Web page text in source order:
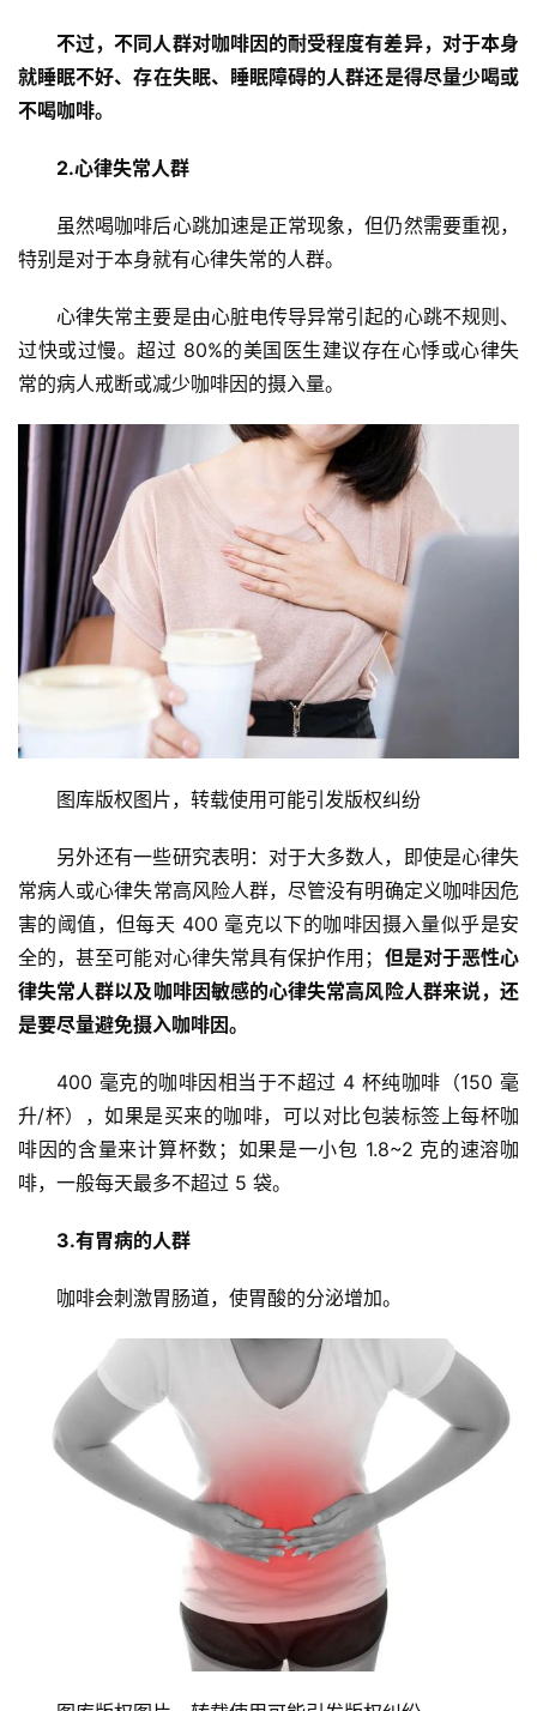
不过，不同人群对咖啡因的耐受程度有差异，对于本身
就睡眠不好、存在失眠、睡眠障碍的人群还是得尽量少喝或
不喝咖啡。
2.心律失常人群
虽然喝咖啡后心跳加速是正常现象，但仍然需要重视，
特别是对于本身就有心律失常的人群。
心律失常主要是由心脏电传导异常引起的心跳不规则、
过快或过慢。超过 80%的美国医生建议存在心悸或心律失
常的病人戒断或减少咖啡因的摄入量。
图库版权图片，转载使用可能引发版权纠纷
另外还有一些研究表明：对于大多数人，即使是心律失
常病人或心律失常高风险人群，尽管没有明确定义咖啡因危
害的阈值，但每天 400 毫克以下的咖啡因摄入量似乎是安
全的，甚至可能对心律失常具有保护作用； 但是对于恶性心
律失常人群以及咖啡因敏感的心律失常高风险人群来说，还
是要尽量避免摄入咖啡因。
400 毫克的咖啡因相当于不超过 4 杯纯咖啡（150 毫
升/杯），如果是买来的咖啡，可以对比包装标签上每杯咖
啡因的含量来计算杯数；如果是一小包 1.8~2 克的速溶咖
啡，一般每天最多不超过 5 袋。
3.有胃病的人群
咖啡会刺激胃肠道，使胃酸的分泌增加。